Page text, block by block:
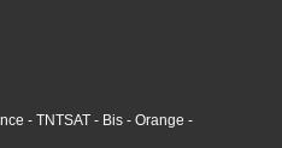
- TNTSAT - Bis - Orange -